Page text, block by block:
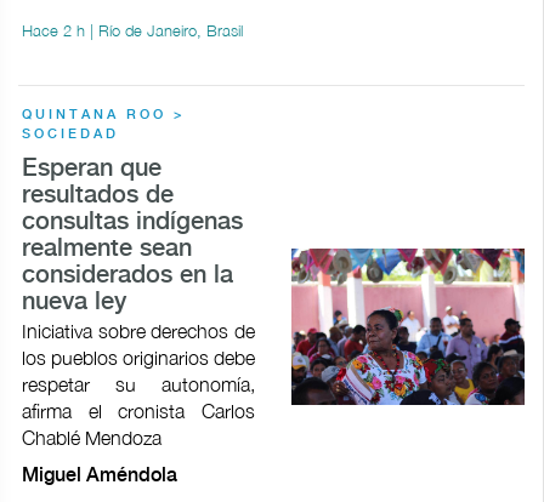
Hace 2 h | Río de Janeiro, Brasil
QUINTANA ROO >
SOCIEDAD
Esperan que
resultados de
consultas indígenas
realmente sean
considerados en la
nueva ley
Iniciativa sobre derechos de
los pueblos originarios debe
respetar su autonomía,
afirma el cronista Carlos
Chablé Mendoza
Miguel Améndola